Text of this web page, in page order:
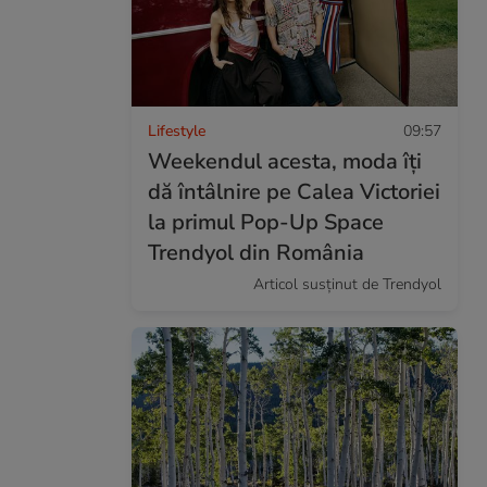
Lifestyle 09:57
Weekendul acesta, moda îți
dă întâlnire pe Calea Victoriei
la primul Pop-Up Space
Trendyol din România
Articol susținut de Trendyol